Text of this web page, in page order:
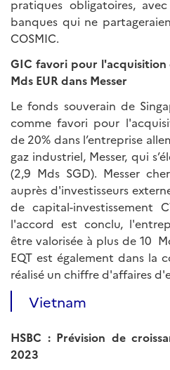
pratiques obligatoires,
banques qui ne
COSMIC.
GIC favori pour
Mds EUR dans Messer
Le fonds souverain de
comme favori pour
de 20% dans l’entreprise
gaz industriel, Messer, qui
(2,9 Mds SGD). Messer
auprès d'investisseurs
de capital-investissement
l'accord est conclu,
être valorisée à plus de 10
EQT est également dans la
réalisé un chiffre d'affaires
Vietnam
HSBC : Prévision de
2023